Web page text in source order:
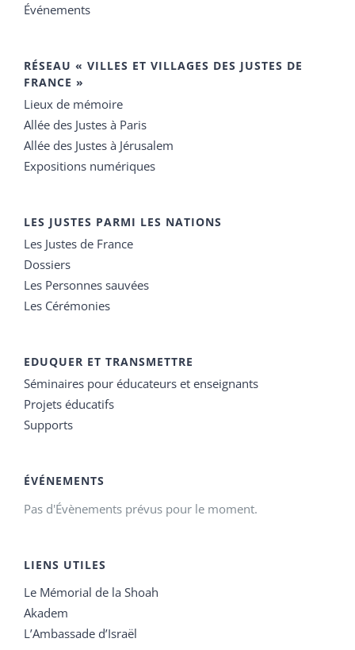
Événements
RÉSEAU « VILLES ET VILLAGES DES JUSTES DE
FRANCE »
Lieux de mémoire
Allée des Justes à Paris
Allée des Justes à Jérusalem
Expositions numériques
LES JUSTES PARMI LES NATIONS
Les Justes de France
Dossiers
Les Personnes sauvées
Les Cérémonies
EDUQUER ET TRANSMETTRE
Séminaires pour éducateurs et enseignants
Projets éducatifs
Supports
ÉVÉNEMENTS
Pas d'Évènements prévus pour le moment.
LIENS UTILES
Le Mémorial de la Shoah
Akadem
L’Ambassade d’Israël